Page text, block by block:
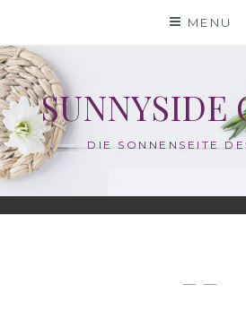
content
MENU
SUNNYSIDE
DIE SONNENSEITE
— —